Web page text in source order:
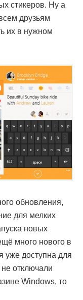
стикеров. Ну а
друзьям
их в нужном
обновления,
для мелких
новых
много нового в
доступна для
отключали
Windows, то